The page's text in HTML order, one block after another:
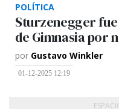
POLÍTICA
Sturzenegger
de Gimnasia por
por Gustavo Winkler
01-12-2025 12:19